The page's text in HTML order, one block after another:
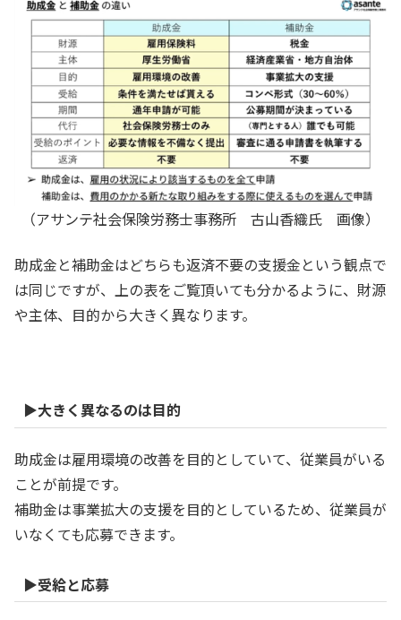
（アサンテ社会保険労務士事務所 古山香織氏 画像）
助成金と補助金はどちらも返済不要の支援金という観点で
は同じですが、上の表をご覧頂いても分かるように、財源
や主体、目的から大きく異なります。
▶大きく異なるのは目的
助成金は雇用環境の改善を目的としていて、従業員がいる
ことが前提です。
補助金は事業拡大の支援を目的としているため、従業員が
いなくても応募できます。
▶受給と応募